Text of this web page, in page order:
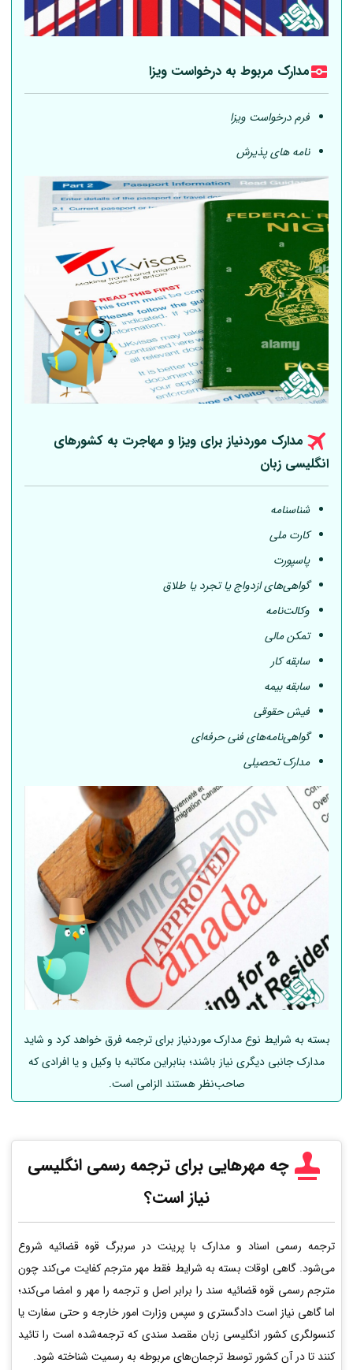
مدارک مربوط به درخواست ویزا
فرم درخواست ویزا
نامه های پذیرش
مدارک موردنیاز برای ویزا و مهاجرت به کشورهای
انگلیسی زبان
شناسنامه
کارت ملی
پاسپورت
گواهی‌های ازدواج یا تجرد یا طلاق
وکالت‌نامه
تمکن مالی
سابقه کار
سابقه بیمه
فیش حقوقی
گواهی‌نامه‌های فنی حرفه‌ای
مدارک تحصیلی
بسته به شرایط نوع مدارک موردنیاز برای ترجمه فرق خواهد کرد و شاید
مدارک جانبی دیگری نیاز باشند؛ بنابراین مکاتبه با وکیل و یا افرادی که
صاحب‌نظر هستند الزامی است.
چه مهرهایی برای ترجمه رسمی انگلیسی
نیاز است؟
ترجمه رسمی اسناد و مدارک با پرینت در سربرگ قوه قضائیه شروع
می‌شود. گاهی اوقات بسته به شرایط فقط مهر مترجم کفایت می‌کند چون
مترجم رسمی قوه قضائیه سند را برابر اصل و ترجمه را مهر و امضا می‌کند؛
اما گاهی نیاز است دادگستری و سپس وزارت امور خارجه و حتی سفارت یا
کنسولگری کشور انگلیسی زبان مقصد سندی که ترجمه‌شده است را تائید
کنند تا در آن کشور توسط ترجمان‌های مربوطه به رسمیت شناخته شود.